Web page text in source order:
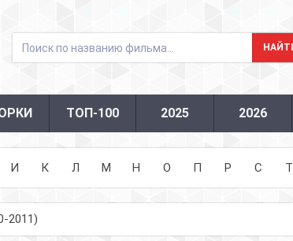
ТОП-100 2025 2026
И К Л М Н О П Р С Т
2011)